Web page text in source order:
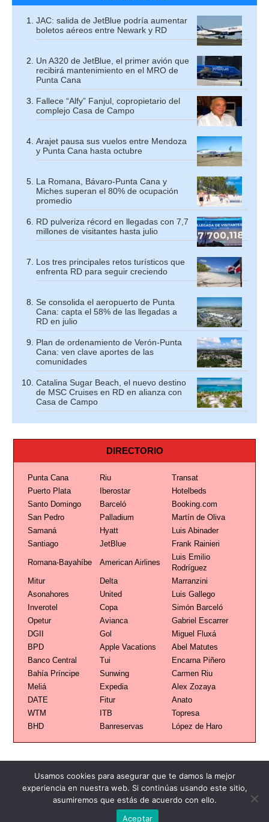
JAC: salida de JetBlue podría aumentar
boletos aéreos entre Newark y RD
Un A320 de JetBlue, el primer avión que
recibirá mantenimiento en el MRO de
Punta Cana
Fallece “Alfy” Fanjul, copropietario del
complejo Casa de Campo
Arajet pausa sus vuelos entre Mendoza
y Punta Cana hasta octubre
La Romana, Bávaro-Punta Cana y
Miches superan el 80% de ocupación
promedio
RD pulveriza récord en llegadas con 7,7
millones de visitantes hasta julio
Los tres principales retos turísticos que
enfrenta RD para seguir creciendo
Se consolida el aeropuerto de Punta
Cana: capta el 58% de las llegadas a
RD en julio
Plan de ordenamiento de Verón-Punta
Cana: ven clave aportes de las
comunidades
Catalina Sugar Beach, el nuevo destino
de MSC Cruises en RD en alianza con
Casa de Campo
DIRECTORIO
Punta Cana Riu
Transat
Puerto Plata
Iberostar
Hotelbeds
Santo Domingo
Barceló
Booking.com
San Pedro
Palladium
Martín de Oliva
Samaná
Hyatt
Luis Abinader
Santiago
JetBlue Frank Rainieri
Romana-Bayahíbe American Airlines
Luis Emilio
Rodríguez
Mitur
Delta
Marranzini
Asonahores
United
Luis Gallego
Inverotel
Copa
Simón Barceló
Opetur
Avianca
Gabriel Escarrer
DGII
Gol
Miguel Fluxá
BPD
Apple Vacations
Abel Matutes
Banco Central
Tui
Encarna Piñero
Bahía Príncipe
Sunwing
Carmen Riu
Meliá
Expedia
Alex Zozaya
DATE
Fitur
Anato
WTM
ITB
Topresa
BHD
Banreservas López de Haro
Usamos cookies para asegurar que te damos la mejor
experiencia en nuestra web. Si continúas usando este sitio,
asumiremos que estás de acuerdo con ello.
Aceptar
Publicidad Redacción Contacto
Todos los derechos reservados